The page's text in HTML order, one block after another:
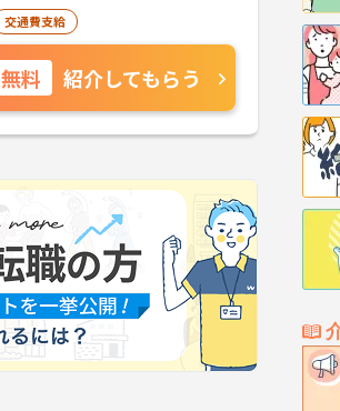
交通費支給
無料 紹介してもらう